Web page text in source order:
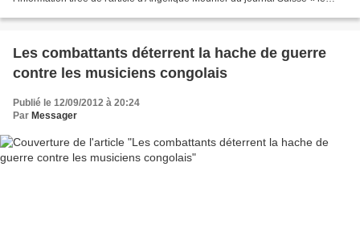
Les combattants déterrent la hache de guerre
contre les musiciens congolais
Publié le 12/09/2012 à 20:24
Par Messager